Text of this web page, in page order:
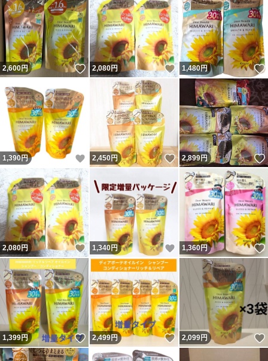
2,600円 いいね！
2,080円 いいね！
1,480円
1,390円 いいね！
2,450円 いいね！
2,899円
2,080円 いいね！
1,340円 いいね！
1,360円
1,399円 いいね！
2,499円 いいね！
2,099円